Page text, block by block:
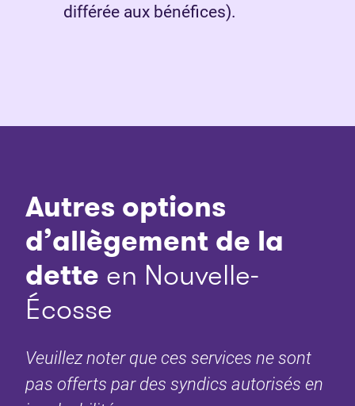
différée aux bénéfices).
Autres options
d’allègement de la
dette en Nouvelle-
Écosse
Veuillez noter que ces services ne sont
pas offerts par des syndics autorisés en